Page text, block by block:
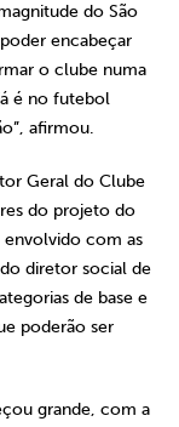
do São
encabeçar
o clube numa
é no futebol
afirmou.
Geral do Clube
do projeto do
envolvido com as
diretor social de
de base e
poderão ser
grande, com a